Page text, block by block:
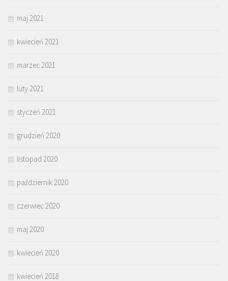
maj 2021
kwiecień 2021
marzec 2021
luty 2021
styczeń 2021
grudzień 2020
listopad 2020
październik 2020
czerwiec 2020
maj 2020
kwiecień 2020
kwiecień 2018